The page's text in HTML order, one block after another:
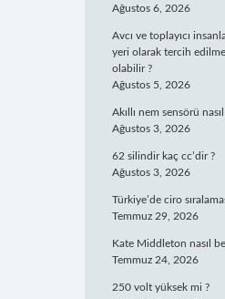
Ağustos 6, 2026
Avcı ve toplayıcı
yeri olarak tercih
olabilir ?
Ağustos 5, 2026
Akıllı nem sensörü nasıl
Ağustos 3, 2026
62 silindir kaç cc’dir ?
Ağustos 3, 2026
Türkiye’de ciro
Temmuz 29, 2026
Kate Middleton nasıl
Temmuz 24, 2026
250 volt yüksek mi ?